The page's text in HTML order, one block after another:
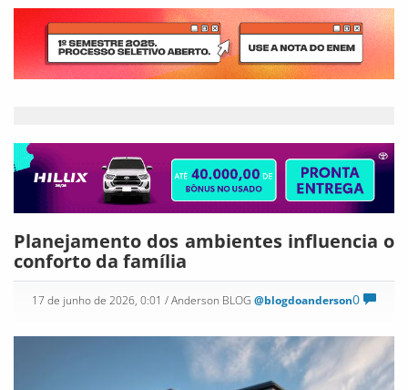
Planejamento dos ambientes influencia o
conforto da família
0
17 de junho de 2026, 0:01 / Anderson BLOG @blogdoanderson